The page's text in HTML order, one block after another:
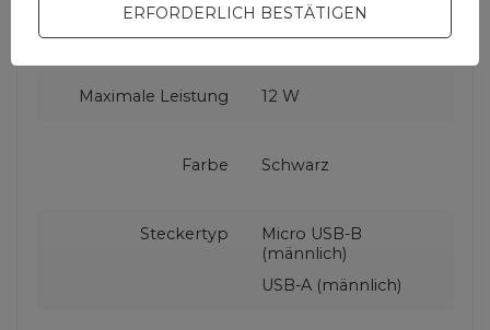
Maximale Leistung 12 W
Farbe Schwarz
Steckertyp
Micro USB-B
(männlich)
USB-A (männlich)
ERFORDERLICH BESTÄTIGEN